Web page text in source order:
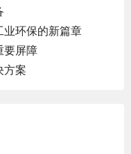
环保的新篇章
要屏障
方案